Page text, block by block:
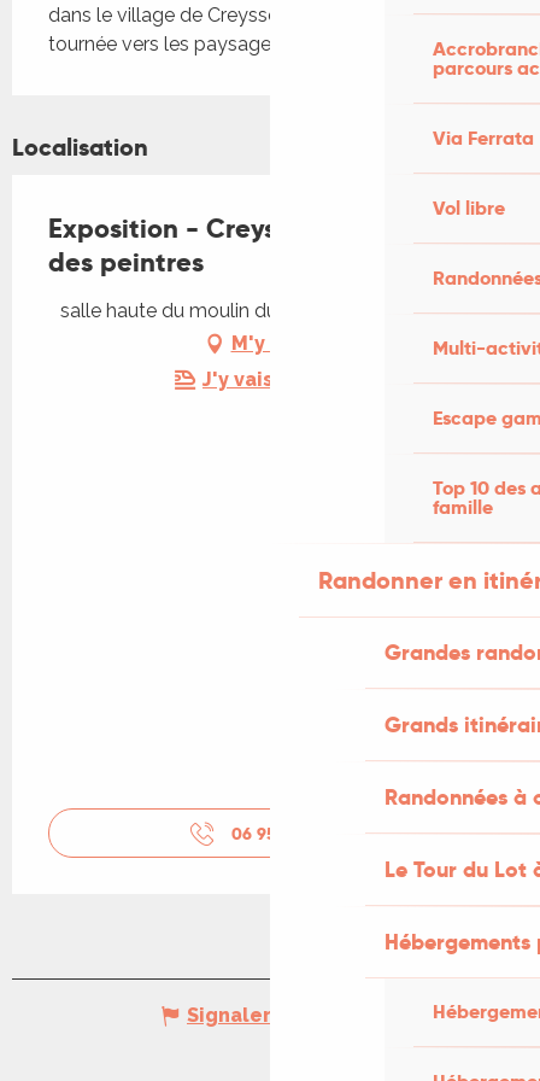
parcours
Via Ferrata
Vol libre
Multi-
Escape
Top 10 des
famille
Randonner en
Grandes
Grands
Randonnées
Le Tour du Lot
dans le village de Creysse. Troisième édition
tournée vers les paysages urbains
Localisation
Exposition - Creysse, inspiratrice
des peintres
salle haute du moulin du bourg, 46600 Creysse
M'y rendre
J'y vais en train !
06 95 31 21
Signaler une erreur